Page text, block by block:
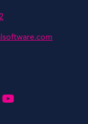
pagina
Facebook-pagina
onze Instagram-pagina
Ga naar onze YouTube-